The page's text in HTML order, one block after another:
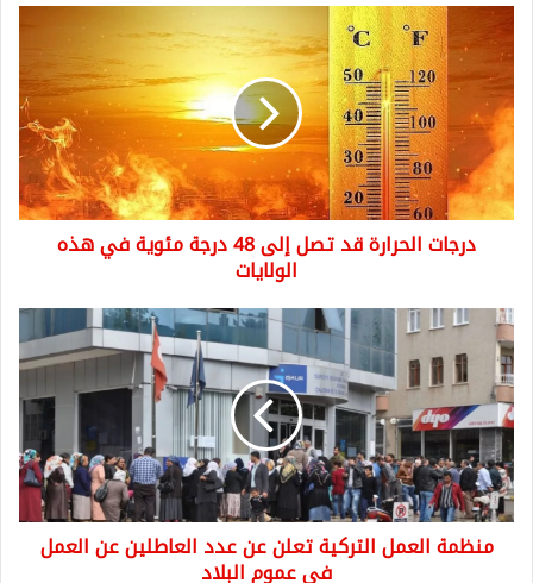
درجات
الحرارة
قد
تصل
إلى
48
درجة
مئوية
في
درجات الحرارة قد تصل إلى 48 درجة مئوية في هذه
الولايات
منظمة
العمل
التركية
تعلن
عن
عدد
العاطلين
عن
العمل
فيمنظمة العمل التركية تعلن عن عدد العاطلين عن العمل
في عموم البلاد